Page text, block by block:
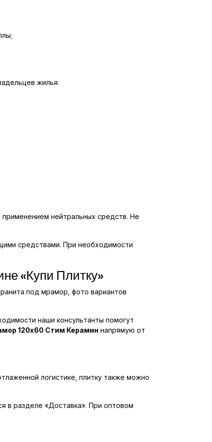
жилья.
применением нейтральных средств. Не
средствами. При необходимости
«Купи Плитку»
под мрамор, фото вариантов
наши консультанты помогут
120x60 Стим Керамин напрямую от
логистике, плитку также можно
в разделе «Доставка». При оптовом